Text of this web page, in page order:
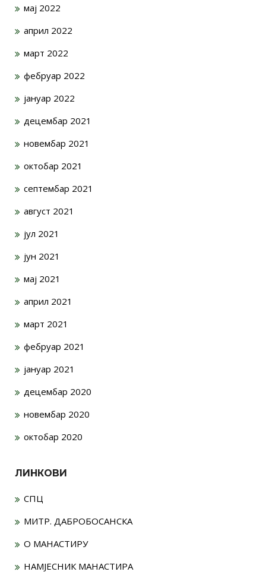
мај 2022
април 2022
март 2022
фебруар 2022
јануар 2022
децембар 2021
новембар 2021
октобар 2021
септембар 2021
август 2021
јул 2021
јун 2021
мај 2021
април 2021
март 2021
фебруар 2021
јануар 2021
децембар 2020
новембар 2020
октобар 2020
ЛИНКОВИ
СПЦ
МИТР. ДАБРОБОСАНСКА
О МАНАСТИРУ
НАМЈЕСНИК МАНАСТИРА